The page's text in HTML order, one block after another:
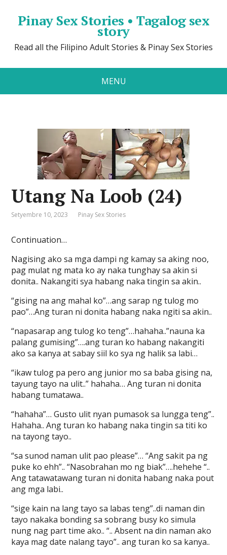
Pinay Sex Stories • Tagalog sex
story
Read all the Filipino Adult Stories & Pinay Sex Stories
MENU
Utang Na Loob (24)
Setyembre 10, 2023 Pinay Sex Stories
Continuation…
Nagising ako sa mga dampi ng kamay sa aking noo,
pag mulat ng mata ko ay naka tunghay sa akin si
donita.. Nakangiti sya habang naka tingin sa akin..
“gising na ang mahal ko”…ang sarap ng tulog mo
pao”…Ang turan ni donita habang naka ngiti sa akin..
“napasarap ang tulog ko teng”…hahaha..”nauna ka
palang gumising”….ang turan ko habang nakangiti
ako sa kanya at sabay siil ko sya ng halik sa labi…
“ikaw tulog pa pero ang junior mo sa baba gising na,
tayung tayo na ulit..” hahaha… Ang turan ni donita
habang tumatawa..
“hahaha”… Gusto ulit nyan pumasok sa lungga teng”..
Hahaha.. Ang turan ko habang naka tingin sa titi ko
na tayong tayo..
“sa sunod naman ulit pao please”… “Ang sakit pa ng
puke ko ehh”.. “Nasobrahan mo ng biak”….hehehe “..
Ang tatawatawang turan ni donita habang naka pout
ang mga labi..
“sige kain na lang tayo sa labas teng”..di naman din
tayo nakaka bonding sa sobrang busy ko simula
nung nag part time ako.. “.. Absent na din naman ako
kaya mag date nalang tayo”.. ang turan ko sa kanya..